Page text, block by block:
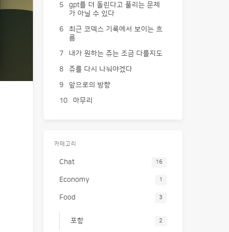
5
gpt를 더 돌린다고 풀리는 문제
가 아닐 수 있다
6
최근 코덱스 기록에서 보이는 흐
름
7
내가 원하는 쥬는 조금 다를지도
8
쥬를 다시 나눠야겠다
9
앞으로의 방향
10
마무리
카테고리
Chat 16
Economy 1
Food 3
포항 2